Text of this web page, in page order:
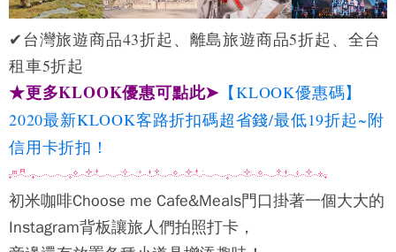
✔台灣旅遊商品43折起、離島旅遊商品5折起、全台
租車5折起
★更多KLOOK優惠可點此➤ 【KLOOK優惠碼】
2020最新KLOOK客路折扣碼超省錢/最低19折起~附
信用卡折扣！
初米咖啡Choose me Cafe&Meals門口掛著一個大大的
Instagram背板讓旅人們拍照打卡，